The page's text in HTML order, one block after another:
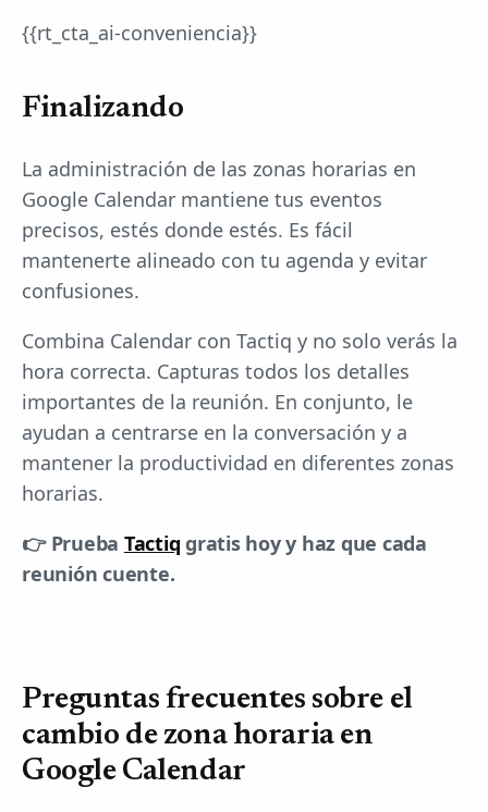
{{rt_cta_ai-conveniencia}}
Finalizando
La administración de las zonas horarias en
Google Calendar mantiene tus eventos
precisos, estés donde estés. Es fácil
mantenerte alineado con tu agenda y evitar
confusiones.
Combina Calendar con Tactiq y no solo verás la
hora correcta. Capturas todos los detalles
importantes de la reunión. En conjunto, le
ayudan a centrarse en la conversación y a
mantener la productividad en diferentes zonas
horarias.
👉 Prueba Tactiq gratis hoy y haz que cada
reunión cuente.
Preguntas frecuentes sobre el
cambio de zona horaria en
Google Calendar